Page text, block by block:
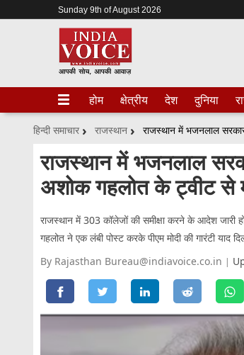
Sunday 9th of August 2026
होम क्षेत्रीय देश दुनिया
हिन्दी समाचार राजस्थान
राजस्थान में भजनलाल
अशोक गहलोत के ट्वीट से
राजस्थान में 303 कॉलेजों की समीक्षा करने के आदेश
गहलोत ने एक लंबी पोस्ट करके पीएम मोदी की गारंटी याद
By Rajasthan Bureau@indiavoice.co.in